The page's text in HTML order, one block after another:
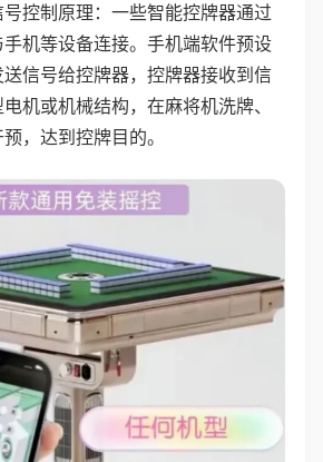
控制原理：一些智能控牌器通过
机等设备连接。手机端软件预设
信号给控牌器，控牌器接收到信
机或机械结构，在麻将机洗牌、
，达到控牌目的。